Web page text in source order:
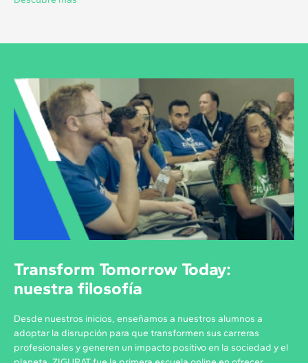
Transform Tomorrow Today:
nuestra filosofía
Desde nuestros inicios, enseñamos a nuestros alumnos a
adoptar la disrupción para que transformen sus carreras
profesionales y generen un impacto positivo en la sociedad y el